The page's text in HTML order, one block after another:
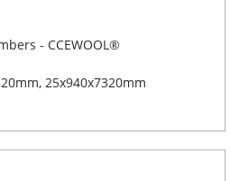
- CCEWOOL®
25x940x7320mm